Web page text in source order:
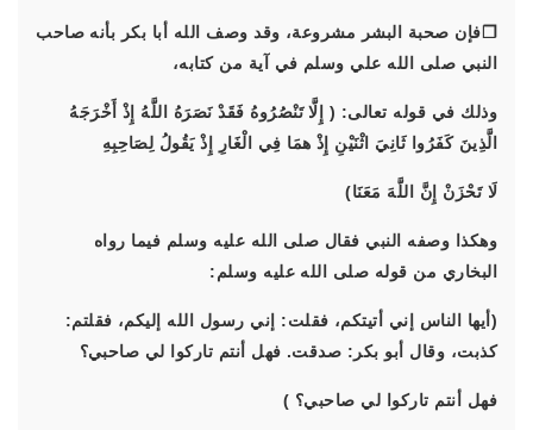
❐فإن صحبة البشر مشروعة، وقد وصف الله أبا بكر بأنه صاحب
النبي صلى الله علي وسلم في آية من كتابه،
وذلك في قوله تعالى: ( إِلَّا تَنْصُرُوهُ فَقَدْ نَصَرَهُ اللَّهُ إِذْ أَخْرَجَهُ
الَّذِينَ كَفَرُوا ثَانِيَ اثْنَيْنِ إِذْ همَا فِي الْغَارِ إِذْ يَقُولُ لِصَاحِبِهِ
لَا تَحْزَنْ إِنَّ اللَّهَ مَعَنَا)
وهكذا وصفه النبي فقال صلى الله عليه وسلم فيما رواه
البخاري من قوله صلى الله عليه وسلم:
(أيها الناس إني أتيتكم، فقلت: إني رسول الله إليكم، فقلتم:
كذبت، وقال أبو بكر: صدقت. فهل أنتم تاركوا لي صاحبي؟
فهل أنتم تاركوا لي صاحبي؟ )